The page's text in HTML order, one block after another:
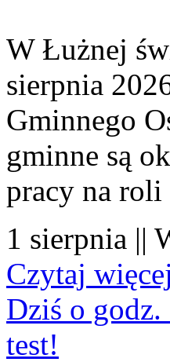
W Łużnej
sierpnia
Gminnego
gminne są
pracy na
1 sierpnia ||
Czytaj więcej
Dziś o godz.
test!